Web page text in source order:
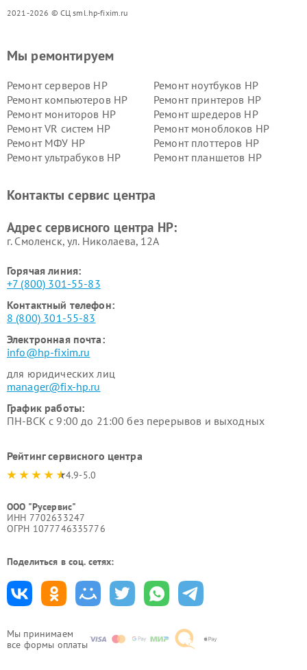
2021-2026 © СЦ sml.hp-fixim.ru
Мы принимаем
все формы оплаты
Мы ремонтируем
Ремонт серверов HP
Ремонт ноутбуков HP
Ремонт компьютеров HP
Ремонт принтеров HP
Ремонт мониторов HP
Ремонт шредеров HP
Ремонт VR систем HP
Ремонт моноблоков HP
Ремонт МФУ HP
Ремонт плоттеров HP
Ремонт ультрабуков HP
Ремонт планшетов HP
Контакты сервис центра
Адрес сервисного центра HP:
г. Смоленск, ул. Николаева, 12А
Горячая линия:
+7 (800) 301-55-83
Контактный телефон:
8 (800) 301-55-83
Электронная почта:
info@hp-fixim.ru
для юридических лиц
manager@fix-hp.ru
График работы:
ПН-ВСК с 9:00 до 21:00 без перерывов и выходных
Рейтинг сервисного центра
4.9-5.0
ООО "Русервис"
ИНН 7702633247
ОГРН 1077746335776
Поделиться в соц. сетях: